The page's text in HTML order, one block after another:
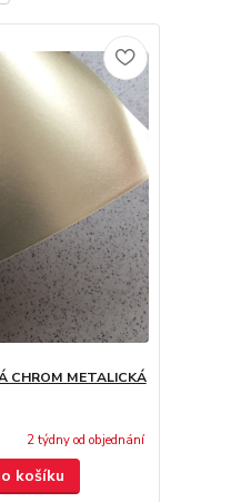
CHROM METALICKÁ
2 týdny od objednání
košíku